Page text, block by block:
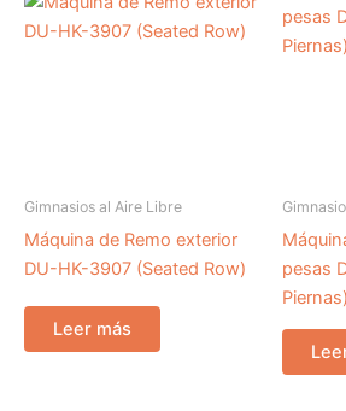
Gimnasios al Aire Libre
Máquina de Remo exterior
DU-HK-3907 (Seated Row)
Leer más
pesas
Piernas)